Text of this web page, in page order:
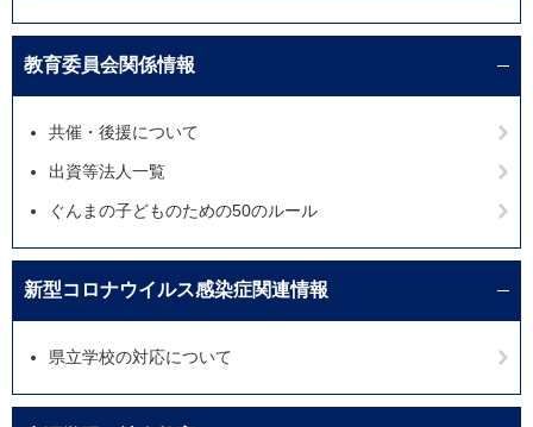
教育委員会関係情報
共催・後援について
出資等法人一覧
ぐんまの子どものための50のルール
新型コロナウイルス感染症関連情報
県立学校の対応について